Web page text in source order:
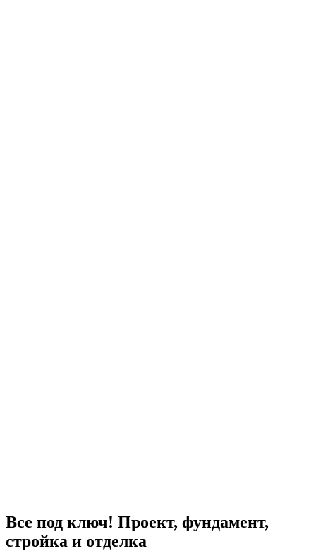
Все под ключ! Проект, фундамент,
стройка и отделка